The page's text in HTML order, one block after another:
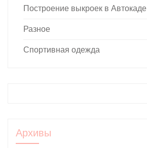
Построение выкроек в Автокаде
Разное
Спортивная одежда
Архивы